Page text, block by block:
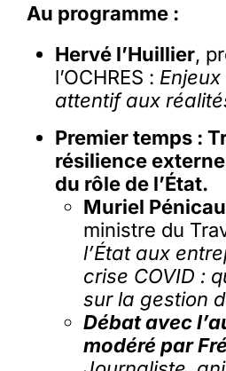
Au programme :
Hervé l’Huillier,
l’OCHRES :
attentif aux
Premier temps :
résilience
du rôle de l’État.
Muriel
ministre du
l’État aux
crise COVID :
sur la gestion
Débat avec
modéré par